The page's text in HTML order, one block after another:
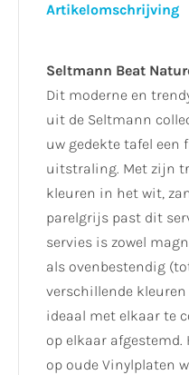
Artikelomschrijving
Seltmann Beat
Dit moderne en
uit de Seltmann
uw gedekte tafel een
uitstraling. Met zijn
kleuren in het wit,
parelgrijs past dit
servies is zowel
als ovenbestendig
verschillende
ideaal met elkaar te
op elkaar afgestemd.
op oude Vinylplaten